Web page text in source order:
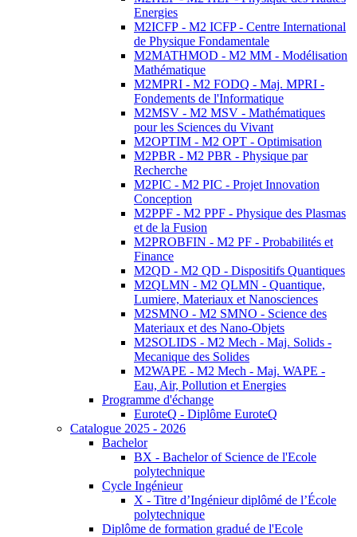
Energies
M2ICFP - M2 ICFP - Centre International
de Physique Fondamentale
M2MATHMOD - M2 MM - Modélisation
Mathématique
M2MPRI - M2 FODQ - Maj. MPRI -
Fondements de l'Informatique
M2MSV - M2 MSV - Mathématiques
pour les Sciences du Vivant
M2OPTIM - M2 OPT - Optimisation
M2PBR - M2 PBR - Physique par
Recherche
M2PIC - M2 PIC - Projet Innovation
Conception
M2PPF - M2 PPF - Physique des Plasmas
et de la Fusion
M2PROBFIN - M2 PF - Probabilités et
Finance
M2QD - M2 QD - Dispositifs Quantiques
M2QLMN - M2 QLMN - Quantique,
Lumiere, Materiaux et Nanosciences
M2SMNO - M2 SMNO - Science des
Materiaux et des Nano-Objets
M2SOLIDS - M2 Mech - Maj. Solids -
Mecanique des Solides
M2WAPE - M2 Mech - Maj. WAPE -
Eau, Air, Pollution et Energies
Programme d'échange
EuroteQ - Diplôme EuroteQ
Catalogue 2025 - 2026
Bachelor
BX - Bachelor of Science de l'Ecole
polytechnique
Cycle Ingénieur
X - Titre d’Ingénieur diplômé de l’École
polytechnique
Diplôme de formation gradué de l'Ecole